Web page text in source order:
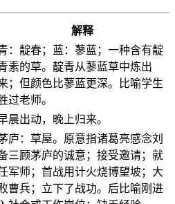
解释
：靛春；蓝：蓼蓝；一种含有靛
素的草。靛青从蓼蓝草中炼出
；但颜色比蓼蓝更深。比喻学生
过老师。
晨出动，晚上归来。
庐：草屋。原意指诸葛亮感念刘
三顾茅庐的诚意；接受邀请；就
军师；首战用计火烧博望坡；大
曹兵；立下了战功。后比喻刚进